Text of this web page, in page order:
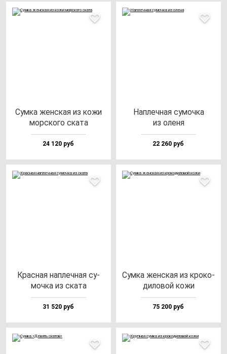
Сум­ка жен­ская из ко­жи
мор­ско­го ска­та
24 120 руб
Нап­леч­ная су­моч­ка
из оле­ня
22 260 руб
Крас­ная нап­леч­ная су­
моч­ка из ска­та
31 520 руб
Сум­ка жен­ская из кро­ко­
ди­ло­вой ко­жи
75 200 руб